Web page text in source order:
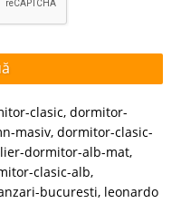
clasic, dormitor-
masiv, dormitor-clasic-
dormitor-alb-mat,
clasic-alb,
bucuresti, leonardo